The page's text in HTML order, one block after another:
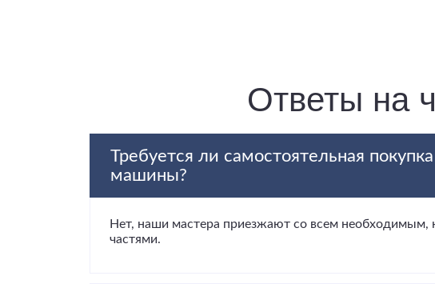
Ответы на
Требуется ли самостоятельная
машины?
Нет, наши мастера приезжают со всем необходимым,
частями.